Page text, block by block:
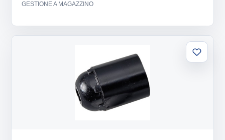
GESTIONE A MAGAZZINO
Aggiungi
alla